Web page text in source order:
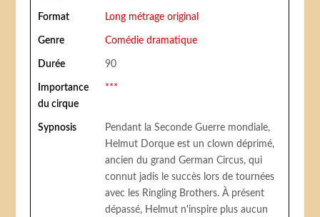
Format Long métrage original
Genre Comédie dramatique
Durée 90
Importance
du cirque
***
Sypnosis
Pendant la Seconde Guerre mondiale,
Helmut Dorque est un clown déprimé,
ancien du grand German Circus, qui
connut jadis le succès lors de tournées
avec les Ringling Brothers. À présent
dépassé, Helmut n'inspire plus aucun